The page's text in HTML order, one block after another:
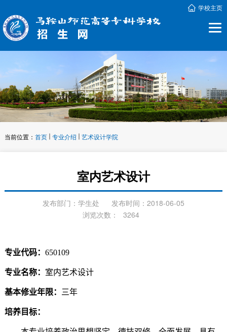
学校主页
当前位置： 首页 专业介绍 艺术设计学院
室内艺术设计
发布部门：学生处
发布时间：2018-06-05
浏览次数：
3264
专业代码： 650109
专业名称： 室内艺术设计
基本修业年限： 三年
培养目标：